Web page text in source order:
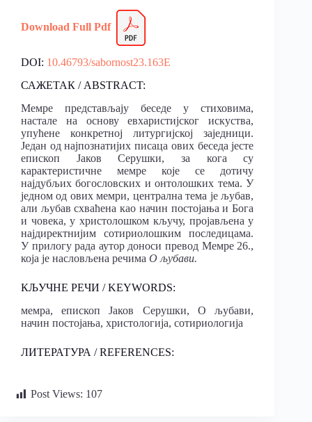
Download Full Pdf
DOI: 10.46793/sabornost23.163E
САЖЕТАК / ABSTRACT:
Мемре представљају беседе у стиховима,
настале на основу евхаристијског искуства,
упућене конкретној литургијској заједници.
Један од најпознатијих писаца ових беседа јесте
епископ Јаков Серушки, за кога су
карактеристичне мемре које се дотичу
најдубљих богословских и онтолошких тема. У
једном од ових мемри, централна тема је љубав,
али љубав схваћена као начин постојања и Бога
и човека, у христолошком кључу, пројављена у
најдиректнијим сотириолошким последицама.
У прилогу рада аутор доноси превод Мемре 26.,
која је насловљена речима О љубави.
КЉУЧНЕ РЕЧИ / KEYWORDS:
мемра, епископ Јаков Серушки, О љубави,
начин постојања, христологија, сотириологија
ЛИТЕРАТУРА / REFERENCES:
Post Views: 107